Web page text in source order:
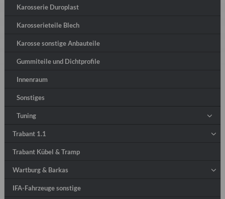
Karosserie Duroplast
Karosserieteile Blech
Karosse sonstige Anbauteile
Gummiteile und Dichtprofile
Innenraum
Sonstiges
Tuning
Trabant 1.1
Trabant Kübel & Tramp
Wartburg & Barkas
IFA-Fahrzeuge sonstige